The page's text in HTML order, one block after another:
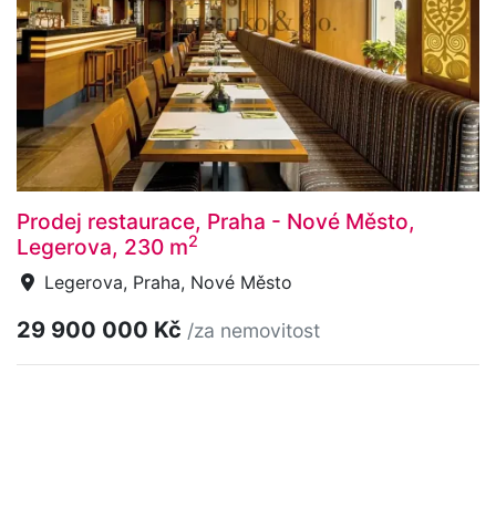
Prodej restaurace, Praha - Nové Město,
Legerova, 230 m2
Legerova, Praha, Nové Město
29 900 000 Kč /za nemovitost